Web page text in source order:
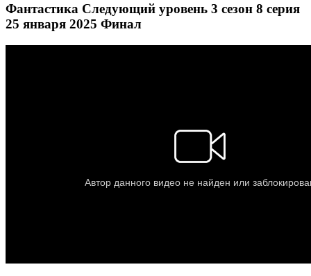
Фантастика Следующий уровень 3 сезон 8 серия
25 января 2025 Финал